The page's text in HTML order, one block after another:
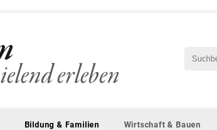
Bildung & Familien Wirtschaft & Bauen